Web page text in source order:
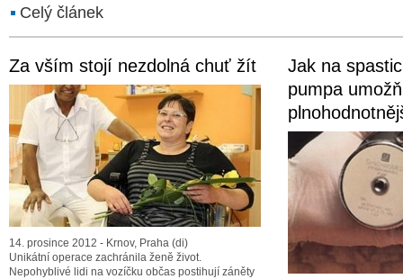
Celý článek
Za vším stojí nezdolná chuť žít
14. prosince 2012 - Krnov, Praha (di)
Unikátní operace zachránila ženě život.
Nepohyblivé lidi na vozíčku občas postihují záněty
Jak na
pumpa